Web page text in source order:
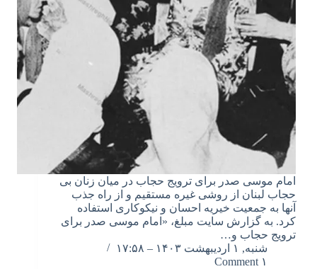
امام موسی صدر برای ترویج حجاب در میان زنان بی
حجاب لبنان از روشی غیره مستقیم و از راه جذب
آنها به جمعیت خیریه احسان و نیکوکاری استفاده
کرد. به گزارش سایت مبلغ، «امام موسی صدر برای
ترویج حجاب و…
شنبه, ۱ اردیبهشت ۱۴۰۳ – ۱۷:۵۸
۱ Comment